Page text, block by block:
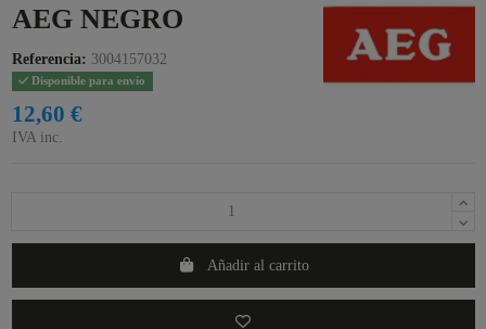
AEG NEGRO
Referencia: 3004157032
Disponible para envío
12,60 €
IVA inc.
Añadir al carrito